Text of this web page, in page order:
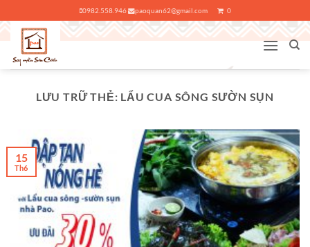
qua
nội
dung
0982.558.946 paoquan62@gmail.com 0
LƯU TRỮ THẺ: LẨU CUA SÔNG SƯỜN SỤN
15
Th6